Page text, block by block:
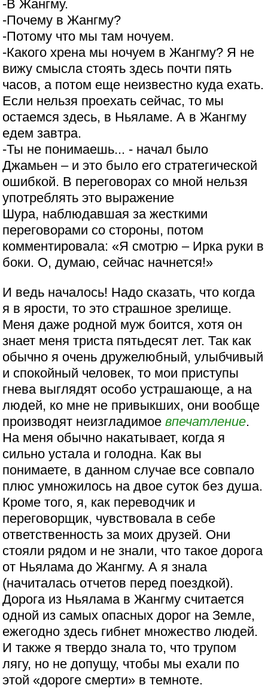
-В Жангму.
-Почему в Жангму?
-Потому что мы там ночуем.
-Какого хрена мы ночуем в Жангму? Я не
вижу смысла стоять здесь почти пять
часов, а потом еще неизвестно куда ехать.
Если нельзя проехать сейчас, то мы
остаемся здесь, в Ньяламе. А в Жангму
едем завтра.
-Ты не понимаешь... - начал было
Джамьен – и это было его стратегической
ошибкой. В переговорах со мной нельзя
употреблять это выражение
Шура, наблюдавшая за жесткими
переговорами со стороны, потом
комментировала: «Я смотрю – Ирка руки в
боки. О, думаю, сейчас начнется!»
И ведь началось! Надо сказать, что когда
я в ярости, то это страшное зрелище.
Меня даже родной муж боится, хотя он
знает меня триста пятьдесят лет. Так как
обычно я очень дружелюбный, улыбчивый
и спокойный человек, то мои приступы
гнева выглядят особо устрашающе, а на
людей, ко мне не привыкших, они вообще
производят неизгладимоевпечатление.
На меня обычно накатывает, когда я
сильно устала и голодна. Как вы
понимаете, в данном случае все совпало
плюс умножилось на двое суток без душа.
Кроме того, я, как переводчик и
переговорщик, чувствовала в себе
ответственность за моих друзей. Они
стояли рядом и не знали, что такое дорога
от Ньялама до Жангму. А я знала
(начиталась отчетов перед поездкой).
Дорога из Ньялама в Жангму считается
одной из самых опасных дорог на Земле,
ежегодно здесь гибнет множество людей.
И также я твердо знала то, что трупом
лягу, но не допущу, чтобы мы ехали по
этой «дороге смерти» в темноте.